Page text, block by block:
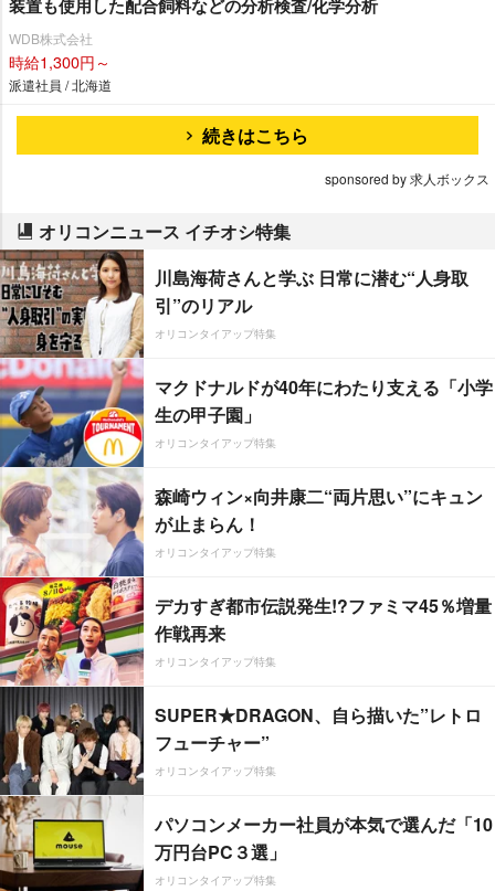
装置も使用した配合飼料などの分析検査/化学分析
WDB株式会社
時給1,300円～
派遣社員 / 北海道
続きはこちら
sponsored by 求人ボックス
オリコンニュース イチオシ特集
川島海荷さんと学ぶ 日常に潜む“人身取
引”のリアル
オリコンタイアップ特集
マクドナルドが40年にわたり支える「小学
生の甲子園」
オリコンタイアップ特集
森崎ウィン×向井康二“両片思い”にキュン
が止まらん！
オリコンタイアップ特集
デカすぎ都市伝説発生!?ファミマ45％増量
作戦再来
オリコンタイアップ特集
SUPER★DRAGON、自ら描いた”レトロ
フューチャー”
オリコンタイアップ特集
パソコンメーカー社員が本気で選んだ「10
万円台PC３選」
オリコンタイアップ特集